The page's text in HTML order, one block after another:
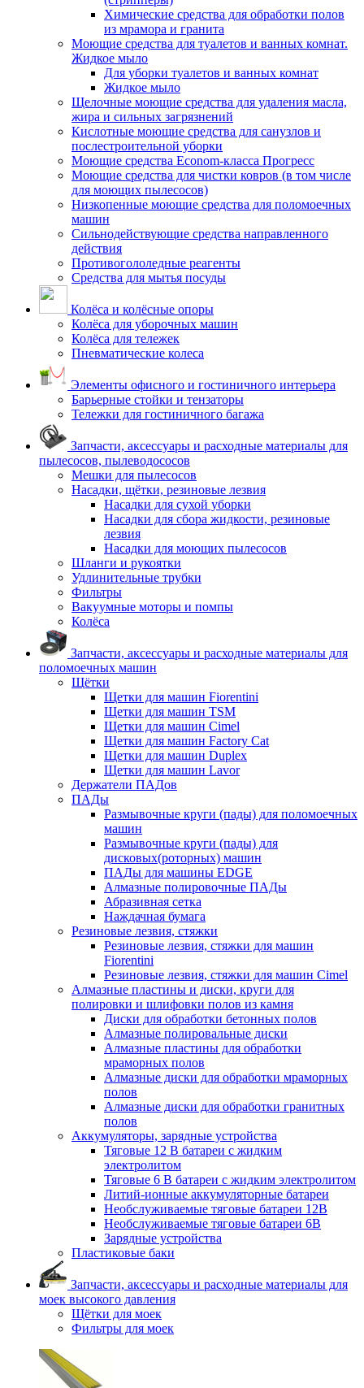
Химические средства для обработки полов
из мрамора и гранита
Моющие средства для туалетов и ванных комнат.
Жидкое мыло
Для уборки туалетов и ванных комнат
Жидкое мыло
Щелочные моющие средства для удаления масла,
жира и сильных загрязнений
Кислотные моющие средства для санузлов и
послестроительной уборки
Моющие средства Econom-класса Прогресс
Моющие средства для чистки ковров (в том числе
для моющих пылесосов)
Низкопенные моющие средства для поломоечных
машин
Сильнодействующие средства направленного
действия
Противогололедные реагенты
Средства для мытья посуды
Колёса и колёсные опоры
Колёса для уборочных машин
Колёса для тележек
Пневматические колеса
Элементы офисного и гостиничного интерьера
Барьерные стойки и тензаторы
Тележки для гостиничного багажа
Запчасти, аксессуары и расходные материалы для
пылесосов, пылеводососов
Мешки для пылесосов
Насадки, щётки, резиновые лезвия
Насадки для сухой уборки
Насадки для сбора жидкости, резиновые
лезвия
Насадки для моющих пылесосов
Шланги и рукоятки
Удлинительные трубки
Фильтры
Вакуумные моторы и помпы
Колёса
Запчасти, аксессуары и расходные материалы для
поломоечных машин
Щётки
Щетки для машин Fiorentini
Щетки для машин TSM
Щетки для машин Cimel
Щетки для машин Factory Cat
Щетки для машин Duplex
Щетки для машин Lavor
Держатели ПАДов
ПАДы
Размывочные круги (пады) для поломоечных
машин
Размывочные круги (пады) для
дисковых(роторных) машин
ПАДы для машины EDGE
Алмазные полировочные ПАДы
Абразивная сетка
Наждачная бумага
Резиновые лезвия, стяжки
Резиновые лезвия, стяжки для машин
Fiorentini
Резиновые лезвия, стяжки для машин Cimel
Алмазные пластины и диски, круги для
полировки и шлифовки полов из камня
Диски для обработки бетонных полов
Алмазные полировальные диски
Алмазные пластины для обработки
мраморных полов
Алмазные диски для обработки мраморных
полов
Алмазные диски для обработки гранитных
полов
Аккумуляторы, зарядные устройства
Тяговые 12 В батареи с жидким
электролитом
Тяговые 6 В батареи с жидким электролитом
Литий-ионные аккумуляторные батареи
Необслуживаемые тяговые батареи 12В
Необслуживаемые тяговые батареи 6В
Зарядные устройства
Пластиковые баки
Запчасти, аксессуары и расходные материалы для
моек высокого давления
Щётки для моек
Фильтры для моек